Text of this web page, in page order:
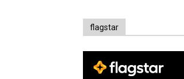
flagstar